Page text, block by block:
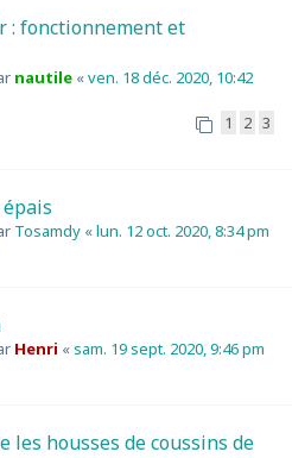
: fonctionnement et
nautile «ven. 18 déc. 2020, 10:42
1 2 3
Tosamdy «lun. 12 oct. 2020, 8:34 pm
Henri «sam. 19 sept. 2020, 9:46 pm
les housses de coussins de